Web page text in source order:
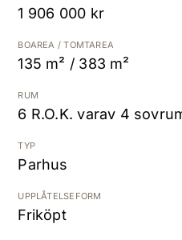
1 906 000 kr
BOAREA / TOMTAREA
135 m² / 383 m²
RUM
6 R.O.K. varav 4
TYP
Parhus
UPPLÅTELSEFORM
Friköpt